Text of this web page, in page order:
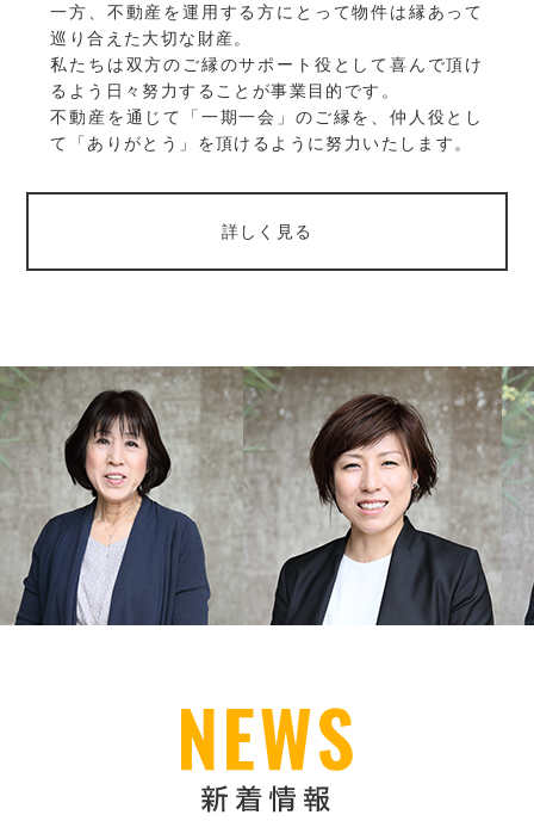
一方、不動産を運用する方にとって物件は縁あって
巡り合えた大切な財産。
私たちは双方のご縁のサポート役として喜んで頂け
るよう日々努力することが事業目的です。
不動産を通じて「一期一会」のご縁を、仲人役とし
て「ありがとう」を頂けるように努力いたします。
詳しく見る